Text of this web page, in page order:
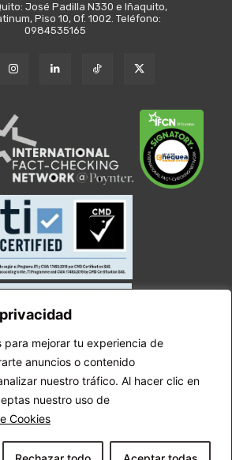
para mejorar tu experiencia de
anuncios o contenido
nuestro tráfico. Al hacer clic en
nuestro uso de
Cookies
José Padilla N330 e Iñaquito,
Piso 10, Of. 1002. Teléfono:
0984535165
2025.